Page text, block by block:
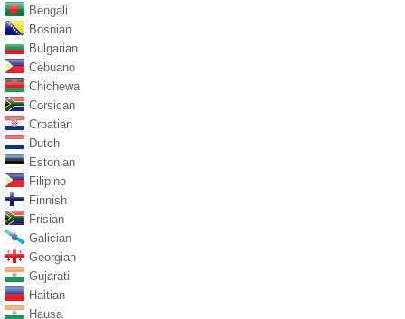
Bengali
Bosnian
Bulgarian
Cebuano
Chichewa
Corsican
Croatian
Dutch
Estonian
Filipino
Finnish
Frisian
Galician
Georgian
Gujarati
Haitian
Hausa